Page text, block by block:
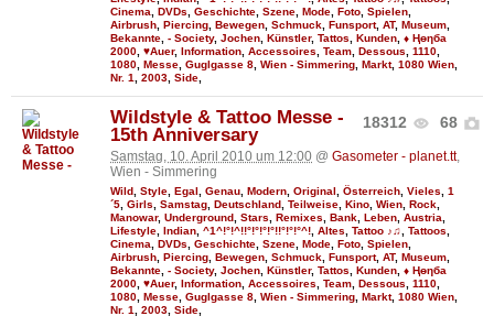
Cinema, DVDs, Geschichte, Szene, Mode, Foto, Spielen,
Airbrush, Piercing, Bewegen, Schmuck, Funsport, AT, Museum,
Bekannte, - Society, Jochen, Künstler, Tattos, Kunden, ♦ Ңөηба
2000, ♥Auer, Information, Accessoires, Team, Dessous, 1110,
1080, Messe, Guglgasse 8, Wien - Simmering, Markt, 1080 Wien,
Nr. 1, 2003, Side,
18312 68
Wildstyle & Tattoo Messe -
15th Anniversary
Samstag, 10. April 2010 um 12:00 @ Gasometer - planet.tt,
Wien - Simmering
Wild Style Egal Genau Modern Original Österreich Vieles
1
´5 Girls Samstag Deutschland Teilweise Kino Wien Rock
Manowar, Underground Stars Remixes Bank Leben Austria
Lifestyle Indian ^1^!°!^!!°!°!°!°!!°!°!°^! Altes Tattoo ♪♫ Tattoos
Cinema
DVDs Geschichte Szene Mode Foto Spielen
Airbrush Piercing Bewegen Schmuck Funsport, AT, Museum
Bekannte - Society, Jochen Künstler, Tattos Kunden ♦ Ңөηба
2000 ♥Auer, Information Accessoires Team Dessous 1110
1080 Messe Guglgasse 8 Wien - Simmering Markt, 1080 Wien
Nr. 1
2003 Side